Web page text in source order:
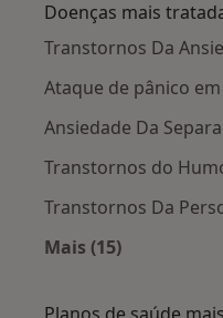
Doenças mais
Transtornos Da
Ataque de pânico
Ansiedade Da
Transtornos do
Transtornos Da
Mais (15)